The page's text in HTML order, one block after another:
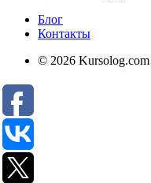
Блог
Контакты
© 2026 Kursolog.com